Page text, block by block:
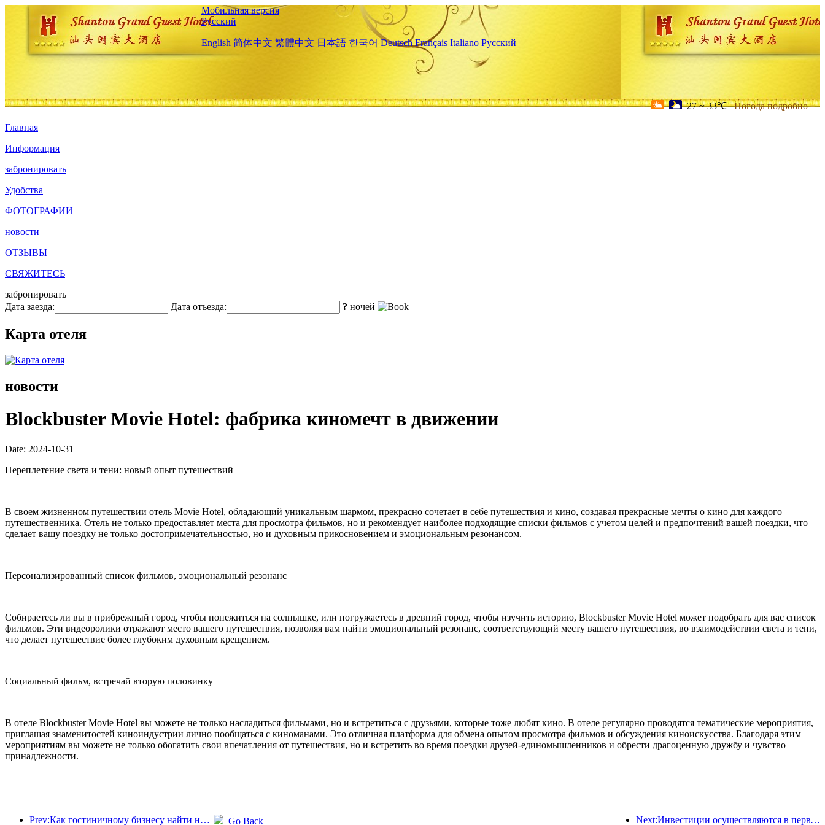
Мобильная версия
Русский
English 简体中文 繁體中文 日本語 한국어 Deutsch Français Italiano Русский
27 ~ 33℃ Погода подробно
Главная
Информация
забронировать
Удобства
ФОТОГРАФИИ
новости
ОТЗЫВЫ
СВЯЖИТЕСЬ
забронировать
Дата заезда:
Дата отъезда: ? ночей
Карта отеля
новости
Blockbuster Movie Hotel: фабрика киномечт в движении
Date: 2024-10-31
Переплетение света и тени: новый опыт путешествий
В своем жизненном путешествии отель Movie Hotel, обладающий уникальным шармом, прекрасно сочетает в себе путешествия и кино, создавая прекрасные мечты о кино для каждого
путешественника. Отель не только предоставляет места для просмотра фильмов, но и рекомендует наиболее подходящие списки фильмов с учетом целей и предпочтений вашей поездки, что
сделает вашу поездку не только достопримечательностью, но и духовным прикосновением и эмоциональным резонансом.
Персонализированный список фильмов, эмоциональный резонанс
Собираетесь ли вы в прибрежный город, чтобы понежиться на солнышке, или погружаетесь в древний город, чтобы изучить историю, Blockbuster Movie Hotel может подобрать для вас список
фильмов. Эти видеоролики отражают место вашего путешествия, позволяя вам найти эмоциональный резонанс, соответствующий месту вашего путешествия, во взаимодействии света и тени,
что делает путешествие более глубоким духовным крещением.
Социальный фильм, встречай вторую половинку
В отеле Blockbuster Movie Hotel вы можете не только насладиться фильмами, но и встретиться с друзьями, которые тоже любят кино. В отеле регулярно проводятся тематические мероприятия,
приглашая знаменитостей киноиндустрии лично пообщаться с киноманами. Это отличная платформа для обмена опытом просмотра фильмов и обсуждения киноискусства. Благодаря этим
мероприятиям вы можете не только обогатить свои впечатления от путешествия, но и встретить во время поездки друзей-единомышленников и обрести драгоценную дружбу и чувство
принадлежности.
Prev:Как гостиничному бизнесу найти новые точки роста в условиях глобализации? Next:Инвестиции осуществляются в первую очередь, а отели среднего и высокого класса уже прошли стадию спекуляций.
Go Back